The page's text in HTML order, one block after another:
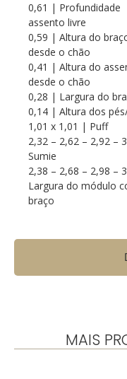
0,61 | Profundidade
assento livre
0,59 | Altura do
desde o chão
0,41 | Altura do
desde o chão
0,28 | Largura do
0,14 | Altura dos
1,01 x 1,01 | Puff
2,32 – 2,62 – 2,92 –
Sumie
2,38 – 2,68 – 2,98 –
Largura do módulo
braço
MAIS